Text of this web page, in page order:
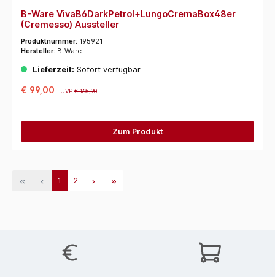
B-Ware VivaB6DarkPetrol+LungoCremaBox48er
(Cremesso) Aussteller
Produktnummer: 195921
Hersteller: B-Ware
Lieferzeit: Sofort verfügbar
€ 99,00 UVP€ 165,90
Zum Produkt
1 2